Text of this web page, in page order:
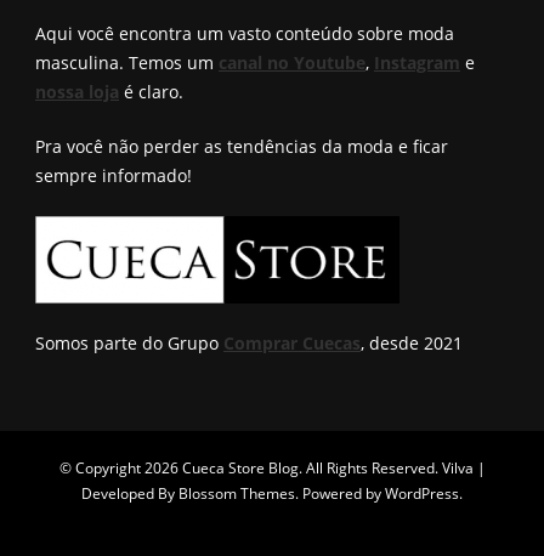
Aqui você encontra um vasto conteúdo sobre moda
masculina. Temos um canal no Youtube, Instagram e
nossa loja é claro.
Pra você não perder as tendências da moda e ficar
sempre informado!
Somos parte do Grupo Comprar Cuecas, desde 2021
© Copyright 2026Cueca Store Blog. All Rights Reserved.Vilva |
Developed By Blossom Themes. Powered byWordPress.